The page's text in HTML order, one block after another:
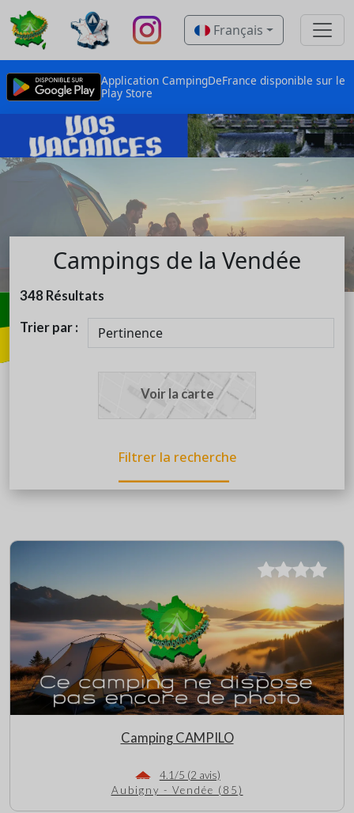
Français
Application CampingDeFrance disponible sur le
Play Store
Campings de la Vendée
348 Résultats
Trier par :
Voir la carte
Filtrer la recherche
Camping CAMPILO
4.1/5 (2 avis)
Aubigny - Vendée (85)